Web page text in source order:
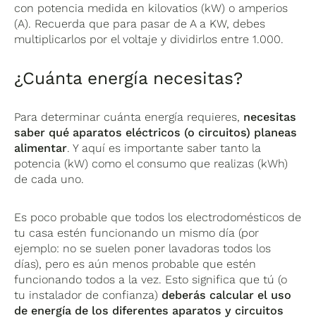
con potencia medida en kilovatios (kW) o amperios
(A). Recuerda que para pasar de A a KW, debes
multiplicarlos por el voltaje y dividirlos entre 1.000.
¿Cuánta energía necesitas?
Para determinar cuánta energía requieres, necesitas
saber qué aparatos eléctricos (o circuitos) planeas
alimentar. Y aquí es importante saber tanto la
potencia (kW) como el consumo que realizas (kWh)
de cada uno.
Es poco probable que todos los electrodomésticos de
tu casa estén funcionando un mismo día (por
ejemplo: no se suelen poner lavadoras todos los
días), pero es aún menos probable que estén
funcionando todos a la vez. Esto significa que tú (o
tu instalador de confianza) deberás calcular el uso
de energía de los diferentes aparatos y circuitos